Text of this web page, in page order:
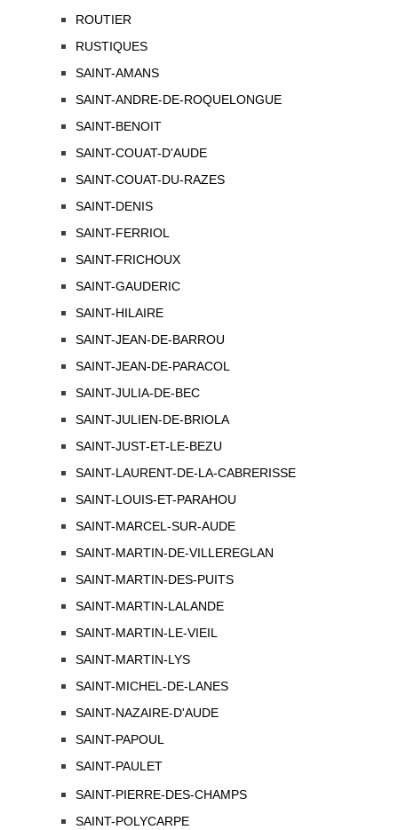
ROUTIER
RUSTIQUES
SAINT-AMANS
SAINT-ANDRE-DE-ROQUELONGUE
SAINT-BENOIT
SAINT-COUAT-D'AUDE
SAINT-COUAT-DU-RAZES
SAINT-DENIS
SAINT-FERRIOL
SAINT-FRICHOUX
SAINT-GAUDERIC
SAINT-HILAIRE
SAINT-JEAN-DE-BARROU
SAINT-JEAN-DE-PARACOL
SAINT-JULIA-DE-BEC
SAINT-JULIEN-DE-BRIOLA
SAINT-JUST-ET-LE-BEZU
SAINT-LAURENT-DE-LA-CABRERISSE
SAINT-LOUIS-ET-PARAHOU
SAINT-MARCEL-SUR-AUDE
SAINT-MARTIN-DE-VILLEREGLAN
SAINT-MARTIN-DES-PUITS
SAINT-MARTIN-LALANDE
SAINT-MARTIN-LE-VIEIL
SAINT-MARTIN-LYS
SAINT-MICHEL-DE-LANES
SAINT-NAZAIRE-D'AUDE
SAINT-PAPOUL
SAINT-PAULET
SAINT-PIERRE-DES-CHAMPS
SAINT-POLYCARPE